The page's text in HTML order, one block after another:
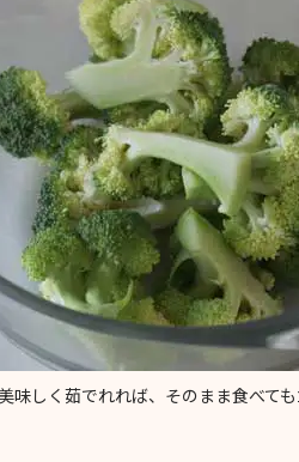
しく茹でれれば、そのまま食べても